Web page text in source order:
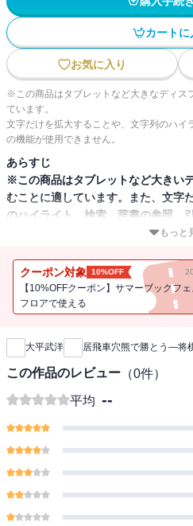
カートに
お気に入り
※この商品はタブレットなど大きなディス
ています。
文字だけを拡大することや、文字列のハイ
の機能が使用できません。
あらすじ
※この商品はタブレットなど大きい
むことに適しています。また、文字
のハイライト、検索、辞書の参照、
居飛車穴熊の中終盤をズバリ解説！
居飛車穴熊は対振り飛車のなかで、
本書は序盤の解説はなく、互いの陣
中終盤を居飛車穴熊側の視点で紹介
四間飛車、三間飛車にどう戦ってい
方、ここ数年で指されるようになっ
り上げます。
終盤は美濃囲いや高美濃、銀冠の崩
もっと
クーポン対象 10%OFF
【10%OFFクーポン】サマーブックフ
フロアで使える
新刊通知
大平武洋 居飛車穴熊で勝とう―将
この作品のレビュー （0件）
平均 --